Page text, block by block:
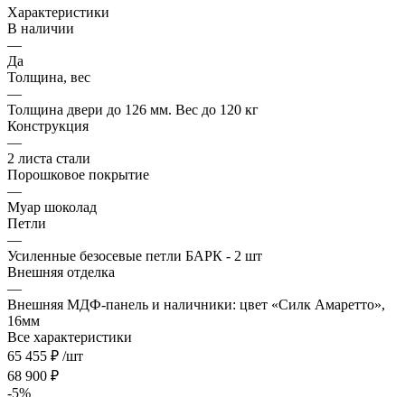
Характеристики
В наличии
—
Да
Толщина, вес
—
Толщина двери до 126 мм. Вес до 120 кг
Конструкция
—
2 листа стали
Порошковое покрытие
—
Муар шоколад
Петли
—
Усиленные безосевые петли БАРК - 2 шт
Внешняя отделка
—
Внешняя МДФ-панель и наличники: цвет «Силк Амаретто»,
16мм
Все характеристики
65 455 ₽ /шт
68 900 ₽
-5%